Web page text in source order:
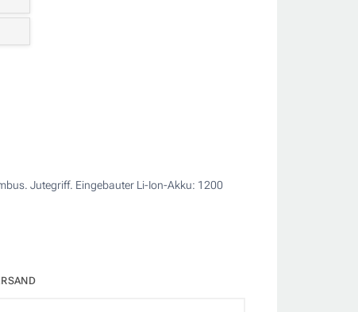
Jutegriff. Eingebauter Li-Ion-Akku: 1200